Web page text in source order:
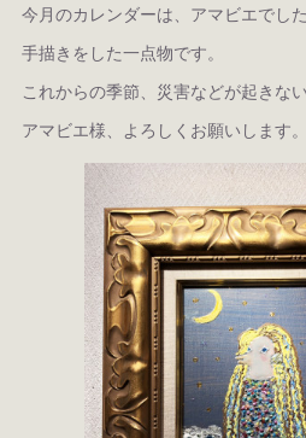
2024年 の足跡 2023*足跡
2021あしあと 2020年あしあと
2018年あしあと
今月のカレンダーは、アマビエでした
手描きをした一点物です。
これからの季節、災害などが起きな
アマビエ様、よろしくお願いします。